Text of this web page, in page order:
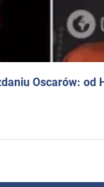
Oscarów: od